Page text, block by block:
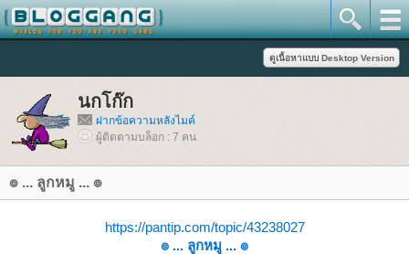
นกโก๊ก
ฝากข้อความหลังไมค์
ผู้ติดตามบล็อก : 7 คน
๏ ... ลูกหมู ... ๏
https://pantip.com/topic/43238027
๏ ... ลูกหมู ... ๏